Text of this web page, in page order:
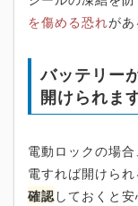
を傷める恐れがあ
バッテリー
開けられま
電動ロックの場
電すれば開けられ
確認しておくと安